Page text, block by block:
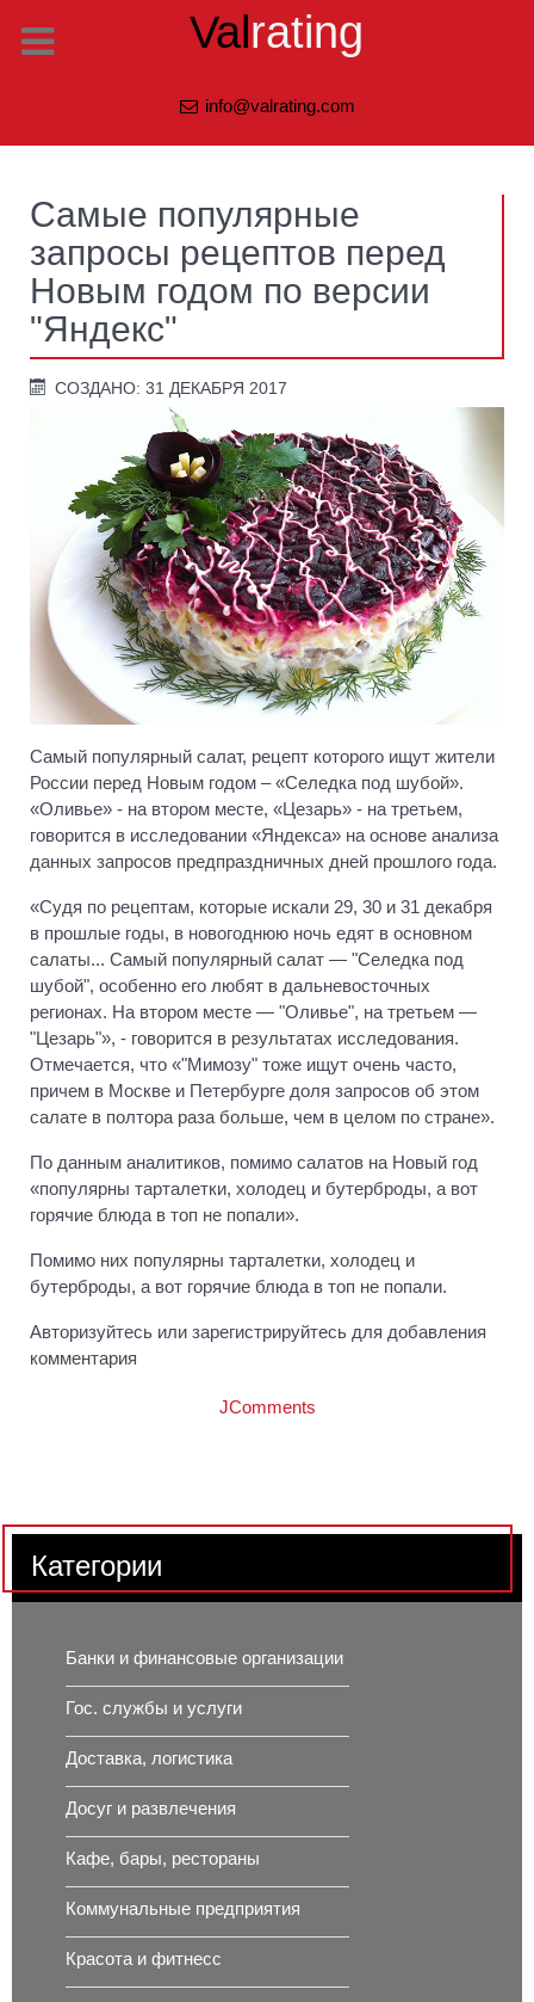
Valrating
info@valrating.com
Cамые популярные
запросы рецептов перед
Новым годом по версии
"Яндекс"
СОЗДАНО: 31 ДЕКАБРЯ 2017
Самый популярный салат, рецепт которого ищут жители
России перед Новым годом – «Селедка под шубой».
«Оливье» - на втором месте, «Цезарь» - на третьем,
говорится в исследовании «Яндекса» на основе анализа
данных запросов предпраздничных дней прошлого года.
«Судя по рецептам, которые искали 29, 30 и 31 декабря
в прошлые годы, в новогоднюю ночь едят в основном
салаты... Самый популярный салат — "Селедка под
шубой", особенно его любят в дальневосточных
регионах. На втором месте — "Оливье", на третьем —
"Цезарь"», - говорится в результатах исследования.
Отмечается, что «"Мимозу" тоже ищут очень часто,
причем в Москве и Петербурге доля запросов об этом
салате в полтора раза больше, чем в целом по стране».
По данным аналитиков, помимо салатов на Новый год
«популярны тарталетки, холодец и бутерброды, а вот
горячие блюда в топ не попали».
Помимо них популярны тарталетки, холодец и
бутерброды, а вот горячие блюда в топ не попали.
Авторизуйтесь или зарегистрируйтесь для добавления
комментария
JComments
Категории
Банки и финансовые организации
Гос. службы и услуги
Доставка, логистика
Досуг и развлечения
Кафе, бары, рестораны
Коммунальные предприятия
Красота и фитнесс